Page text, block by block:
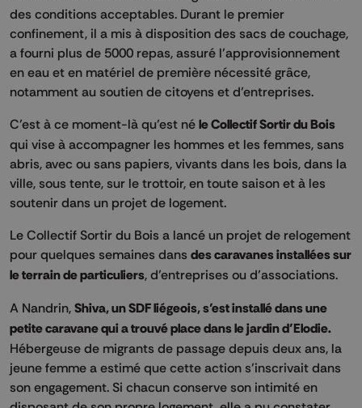
des conditions acceptables. Durant le premier
confinement, il a mis à disposition des sacs de couchage,
a fourni plus de 5000 repas, assuré l’approvisionnement
en eau et en matériel de première nécessité grâce,
notamment au soutien de citoyens et d’entreprises.
C’est à ce moment-là qu’est né le Collectif Sortir du Bois
qui vise à accompagner les hommes et les femmes, sans
abris, avec ou sans papiers, vivants dans les bois, dans la
ville, sous tente, sur le trottoir, en toute saison et à les
soutenir dans un projet de logement.
Le Collectif Sortir du Bois a lancé un projet de relogement
pour quelques semaines dans des caravanes installées sur
le terrain de particuliers, d’entreprises ou d’associations.
A Nandrin, Shiva, un SDF liégeois, s’est installé dans une
petite caravane qui a trouvé place dans le jardin d’Elodie.
Hébergeuse de migrants de passage depuis deux ans, la
jeune femme a estimé que cette action s’inscrivait dans
son engagement. Si chacun conserve son intimité en